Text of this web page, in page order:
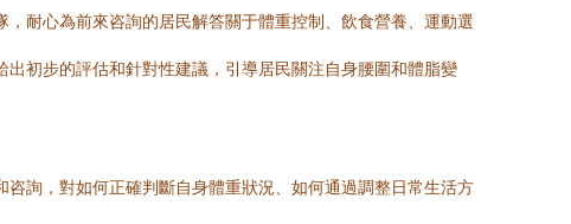
耐心為前來咨詢的居民解答關于體重控制、飲食營養、運動選
初步的評估和針對性建議，引導居民關注自身腰圍和體脂變
詢，對如何正確判斷自身體重狀況、如何通過調整日常生活方